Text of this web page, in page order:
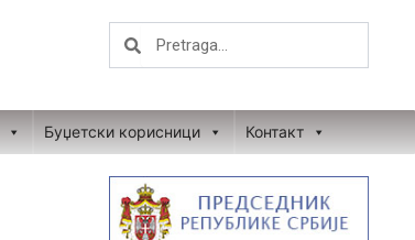
Search
Буџетски корисници Контакт